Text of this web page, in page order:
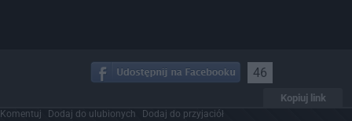
46
Kopiuj link
Komentuj Dodaj do ulubionych Dodaj do przyjaciół